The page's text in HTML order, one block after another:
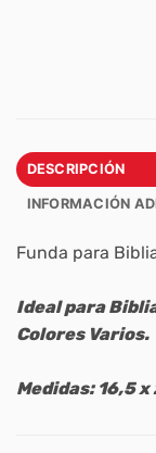
DESCRIPCIÓN
INFORMACIÓN
Funda para
Ideal para
Colores Varios.
Medidas: 16,5 x